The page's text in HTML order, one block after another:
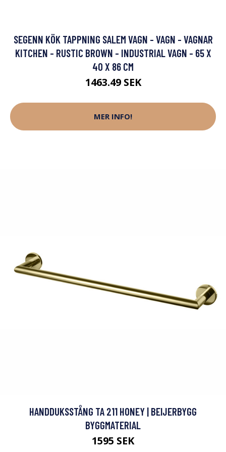
SEGENN KÖK TAPPNING SALEM VAGN - VAGN - VAGNAR
KITCHEN - RUSTIC BROWN - INDUSTRIAL VAGN - 65 X
40 X 86 CM
1463.49 SEK
MER INFO!
HANDDUKSSTÅNG TA 211 HONEY | BEIJERBYGG
BYGGMATERIAL
1595 SEK